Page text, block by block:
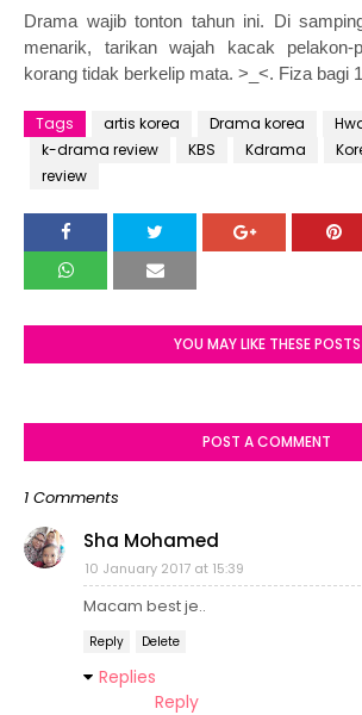
Drama wajib tonton tahun ini. Di
menarik, tarikan wajah kacak pelakon-
korang tidak berkelip mata. >_<. Fiza bagi
Tags artis korea Drama korea
k-drama review
KBS Kdrama
review
YOU MAY LIKE THESE POSTS
POST A COMMENT
1 Comments
Sha Mohamed
10 January 2017 at 15:39
Macam best je..
Reply Delete
Replies
Reply